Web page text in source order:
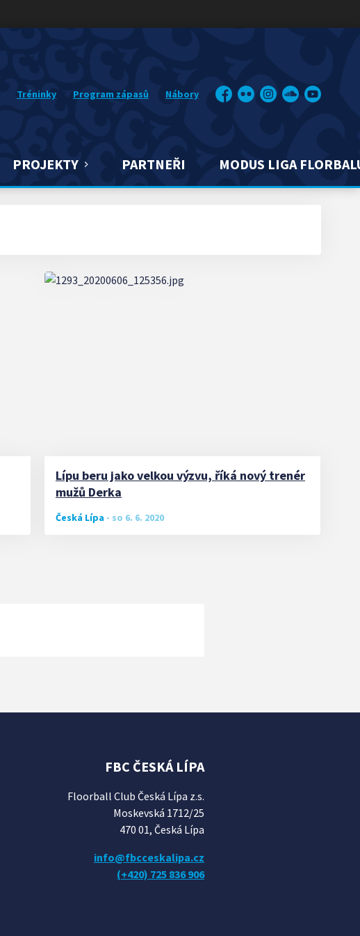
Tréninky Program zápasů Nábory Facebook
FlickrInstagramSoundcloud
YouTube
PROJEKTY PARTNEŘI MODUS LIGA
Česká Lípa - so 6. 6. 2020
Lípu beru jako velkou výzvu, říká nový trenér
mužů Derka
FBC ČESKÁ LÍPA
Floorball Club Česká Lípa z.s.
Moskevská 1712/25
470 01, Česká Lípa
info@fbcceskalipa.cz
(+420) 725 836 906